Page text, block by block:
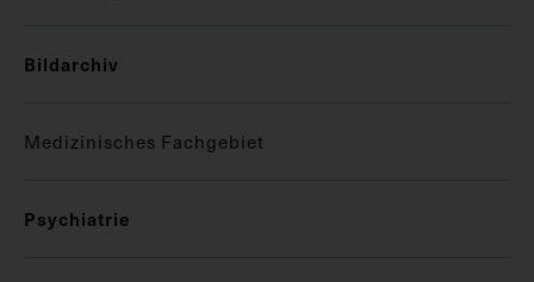
Bildarchiv
Medizinisches Fachgebiet
Psychiatrie